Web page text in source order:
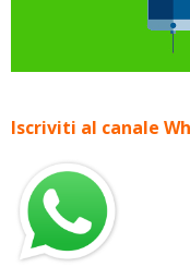
Iscriviti al canale